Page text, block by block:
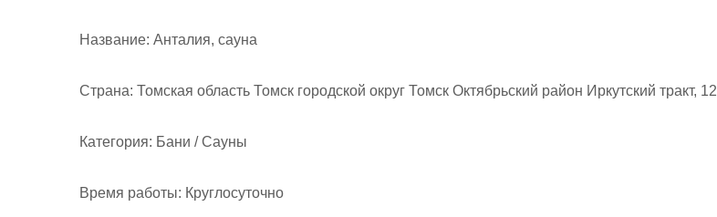
Название: Анталия, сауна
Страна: Томская область Томск городской округ Томск Октябрьский район Иркутский тракт, 12
Категория: Бани / Сауны
Время работы: Круглосуточно